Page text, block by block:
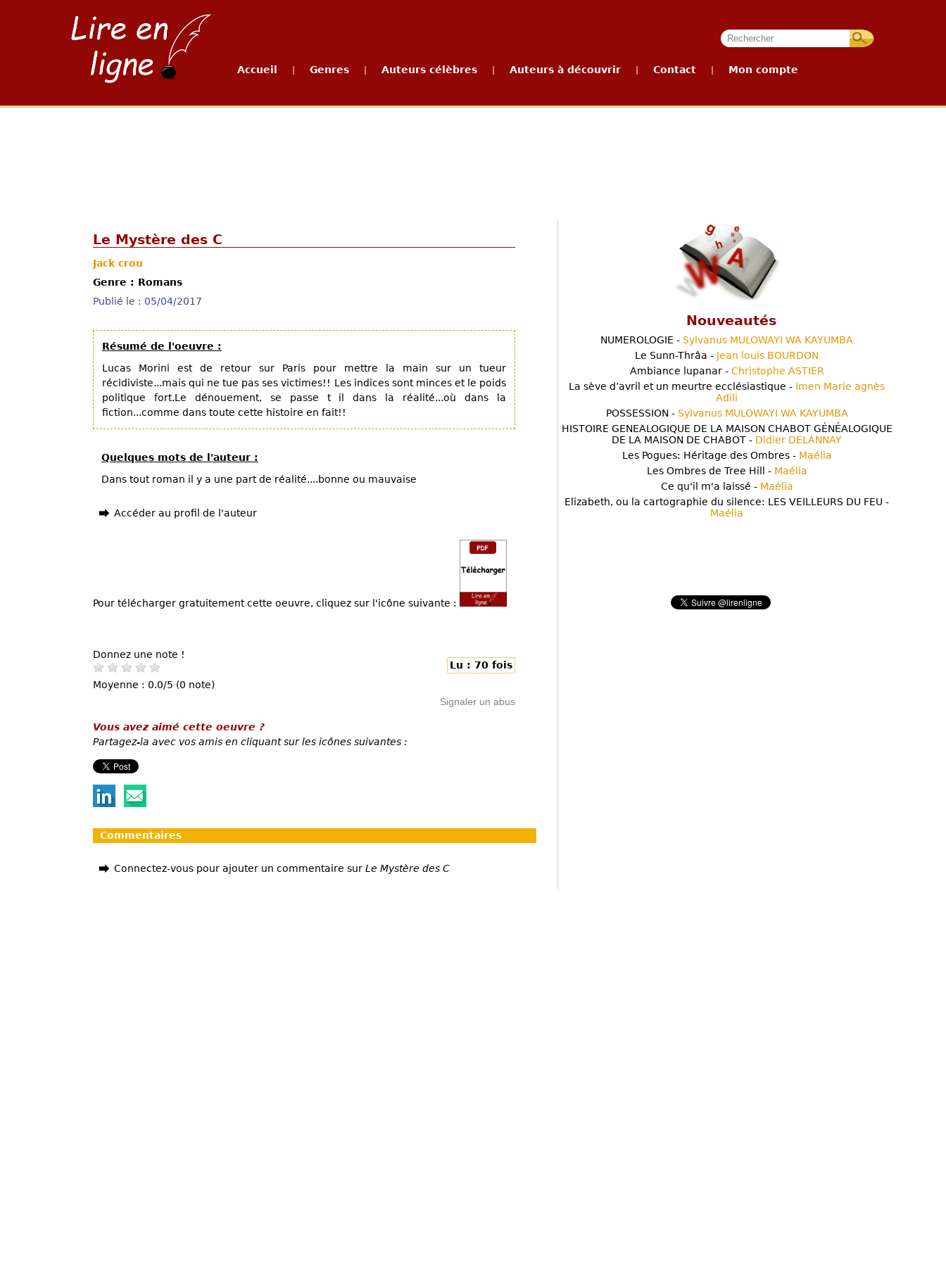
Accueil Genres Auteurs célèbres Auteurs à découvrir Contact Mon compte
Le Mystère des C
Jack crou
Genre : Romans
Publié le : 05/04/2017
Résumé de l'oeuvre :
Lucas Morini est de retour sur Paris pour mettre la main sur un tueur
récidiviste...mais qui ne tue pas ses victimes!! Les indices sont minces et le poids
politique fort.Le dénouement, se passe t il dans la réalité...où dans la
fiction...comme dans toute cette histoire en fait!!
Quelques mots de l'auteur :
Dans tout roman il y a une part de réalité....bonne ou mauvaise
Accéder au profil de l'auteur
Pour télécharger gratuitement cette oeuvre, cliquez sur l'icône suivante :
Donnez une note !
Moyenne : 0.0/5 (0 note)
Lu : 70 fois
Signaler un abus
Vous avez aimé cette oeuvre ?
Partagez-la avec vos amis en cliquant sur les icônes suivantes :
Commentaires
Connectez-vous pour ajouter un commentaire sur Le Mystère des C
Nouveautés
NUMEROLOGIE - Sylvanus MULOWAYI WA KAYUMBA
Le Sunn-Thrâa - Jean louis BOURDON
Ambiance lupanar - Christophe ASTIER
La sève d’avril et un meurtre ecclésiastique - Imen Marie agnès
Adili
POSSESSION - Sylvanus MULOWAYI WA KAYUMBA
HISTOIRE GENEALOGIQUE DE LA MAISON CHABOT GÉNÉALOGIQUE
DE LA MAISON DE CHABOT - Didier DELANNAY
Les Pogues: Héritage des Ombres - Maélia
Les Ombres de Tree Hill - Maélia
Ce qu'il m'a laissé - Maélia
Elizabeth, ou la cartographie du silence: LES VEILLEURS DU FEU -
Maélia